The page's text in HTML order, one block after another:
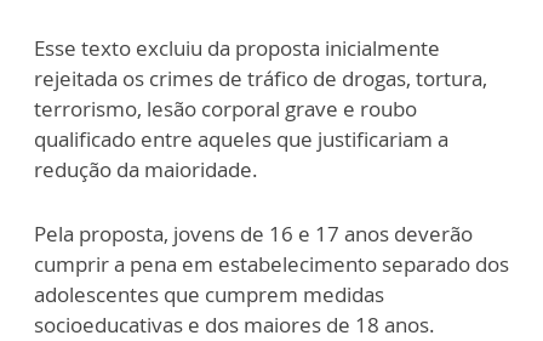
Esse texto excluiu da proposta inicialmente
rejeitada os crimes de tráfico de drogas, tortura,
terrorismo, lesão corporal grave e roubo
qualificado entre aqueles que justificariam a
redução da maioridade.
Pela proposta, jovens de 16 e 17 anos deverão
cumprir a pena em estabelecimento separado dos
adolescentes que cumprem medidas
socioeducativas e dos maiores de 18 anos.